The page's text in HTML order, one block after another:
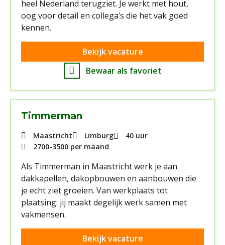
heel Nederland terugziet. Je werkt met hout,
oog voor detail en collega’s die het vak goed
kennen.
Bekijk vacature
Bewaar als favoriet
Timmerman
Maastricht Limburg
40 uur
2700-3500 per maand
Als Timmerman in Maastricht werk je aan
dakkapellen, dakopbouwen en aanbouwen die
je echt ziet groeien. Van werkplaats tot
plaatsing: jij maakt degelijk werk samen met
vakmensen.
Bekijk vacature